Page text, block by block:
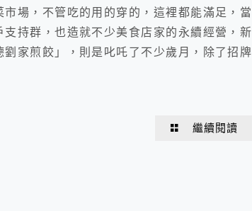
場，不管吃的用的穿的，這裡都能滿足，當
持群，也造就不少美食店家的永續經營，新
家煎餃」，則是叱吒了不少歲月，除了招牌
繼續閱讀